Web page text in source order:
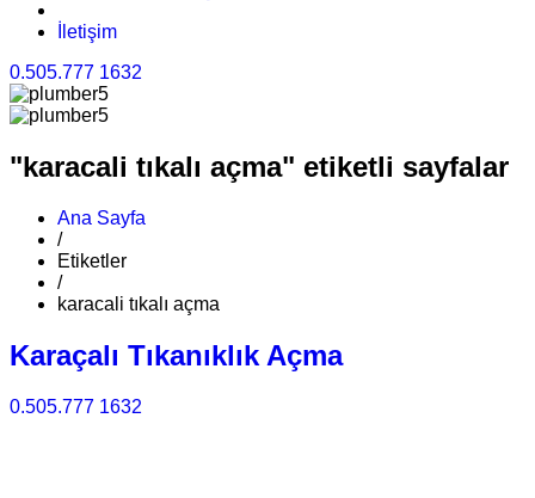
İletişim
0.505.777 1632
"karacali tıkalı açma" etiketli sayfalar
Ana Sayfa
/
Etiketler
/
karacali tıkalı açma
Karaçalı Tıkanıklık Açma
0.505.777 1632